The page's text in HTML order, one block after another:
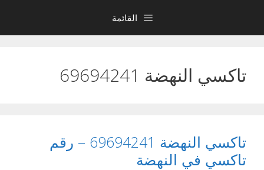
المحتوى
القائمة
تاكسي النهضة 69694241
تاكسي النهضة 69694241 – رقم
تاكسي في النهضة